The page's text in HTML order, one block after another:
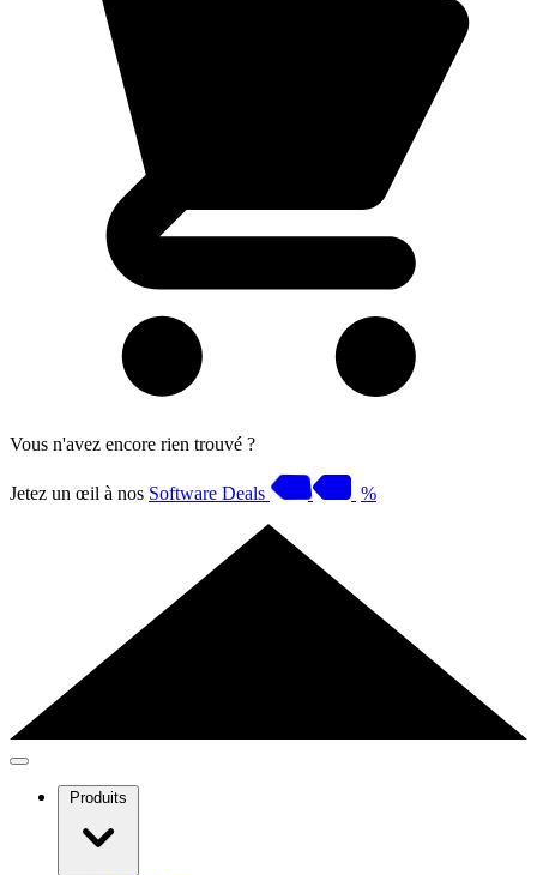
Vous n'avez encore rien trouvé ?
Jetez un œil à nos Software Deals %
Produits